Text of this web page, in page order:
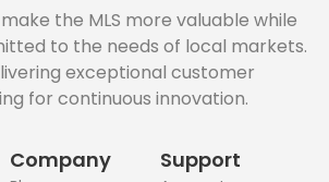
the MLS more valuable while
to the needs of local markets.
exceptional customer
for continuous innovation.
Company Support